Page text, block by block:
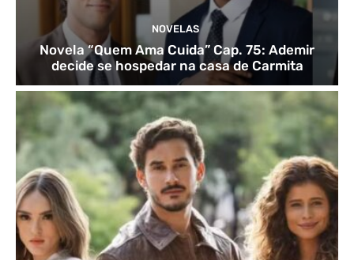
NOVELAS
Novela “Quem Ama Cuida” Cap. 75: Ademir
decide se hospedar na casa de Carmita